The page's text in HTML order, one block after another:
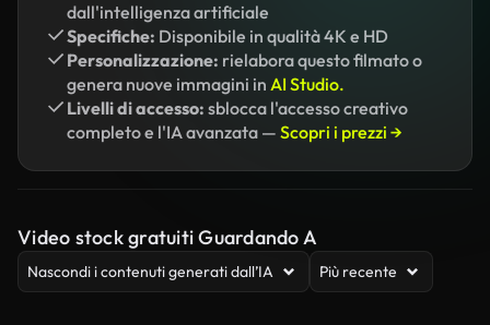
dall'intelligenza artificiale
Specifiche: Disponibile in qualità 4K e HD
Personalizzazione: rielabora questo filmato o
genera nuove immagini in AI Studio.
Livelli di accesso: sblocca l'accesso creativo
completo e l'IA avanzata — Scopri i prezzi →
Video stock gratuiti Guardando A
Nascondi i contenuti generati dall’IA Più recente